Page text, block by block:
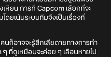
เหียน การที่ Capcom เลือกที่จะ
ดยเน้นระบบทีมจึงเป็นเรื่องที่
นก็อาจจะรู้สึกเสียดายทางการทำ
ที่ดูเหมือนจะค่อย ๆ เลือนหายไป